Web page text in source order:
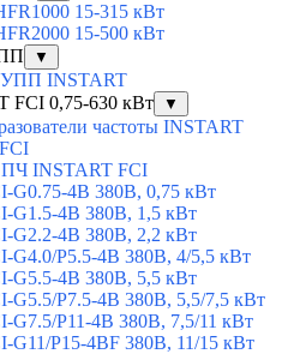
15-315 кВт
15-500 кВт
▼
INSTART
FCI 0,75-630 кВт
▼
частоты INSTART
INSTART FCI
G0.75-4B 380В, 0,75 кВт
G1.5-4B 380В, 1,5 кВт
G2.2-4B 380В, 2,2 кВт
G4.0/P5.5-4B 380В, 4/5,5 кВт
G5.5-4B 380В, 5,5 кВт
G5.5/P7.5-4B 380В, 5,5/7,5 кВт
G7.5/P11-4B 380В, 7,5/11 кВт
G11/P15-4BF 380В, 11/15 кВт